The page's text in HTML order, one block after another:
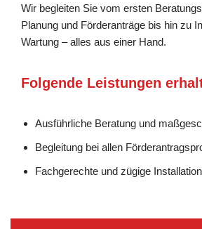
Wir begleiten Sie vom ersten
Planung und Förderanträge bis hin zu
Wartung – alles aus einer Hand.
Folgende Leistungen
Ausführliche Beratung und
Begleitung bei allen
Fachgerechte und zügige Installation